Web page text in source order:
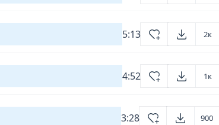
5:13
2к
4:52
1к
3:28
900